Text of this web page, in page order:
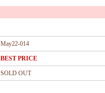
May22-014
BEST PRICE
SOLD OUT